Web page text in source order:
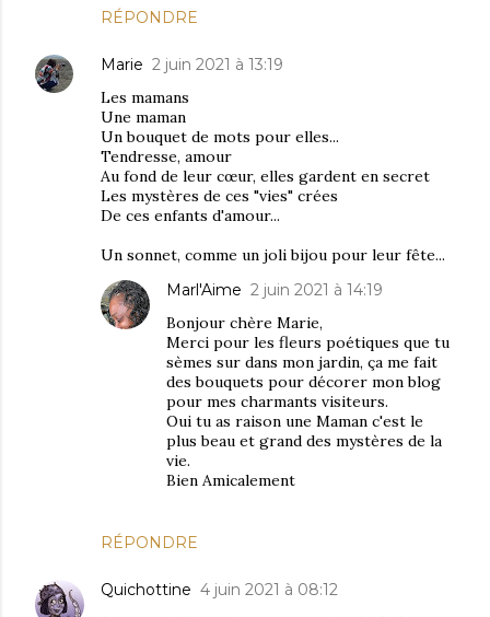
RÉPONDRE
Marie 2 juin 2021 à 13:19
Les mamans
Une maman
Un bouquet de mots pour elles...
Tendresse, amour
Au fond de leur cœur, elles gardent en secret
Les mystères de ces "vies" crées
De ces enfants d'amour...
Un sonnet, comme un joli bijou pour leur fête...
RÉPONDRE
Marl'Aime 2 juin 2021 à 14:19
Bonjour chère Marie,
Merci pour les fleurs poétiques que tu
sèmes sur dans mon jardin, ça me fait
des bouquets pour décorer mon blog
pour mes charmants visiteurs.
Oui tu as raison une Maman c'est le
plus beau et grand des mystères de la
vie.
Bien Amicalement
Quichottine 4 juin 2021 à 08:12